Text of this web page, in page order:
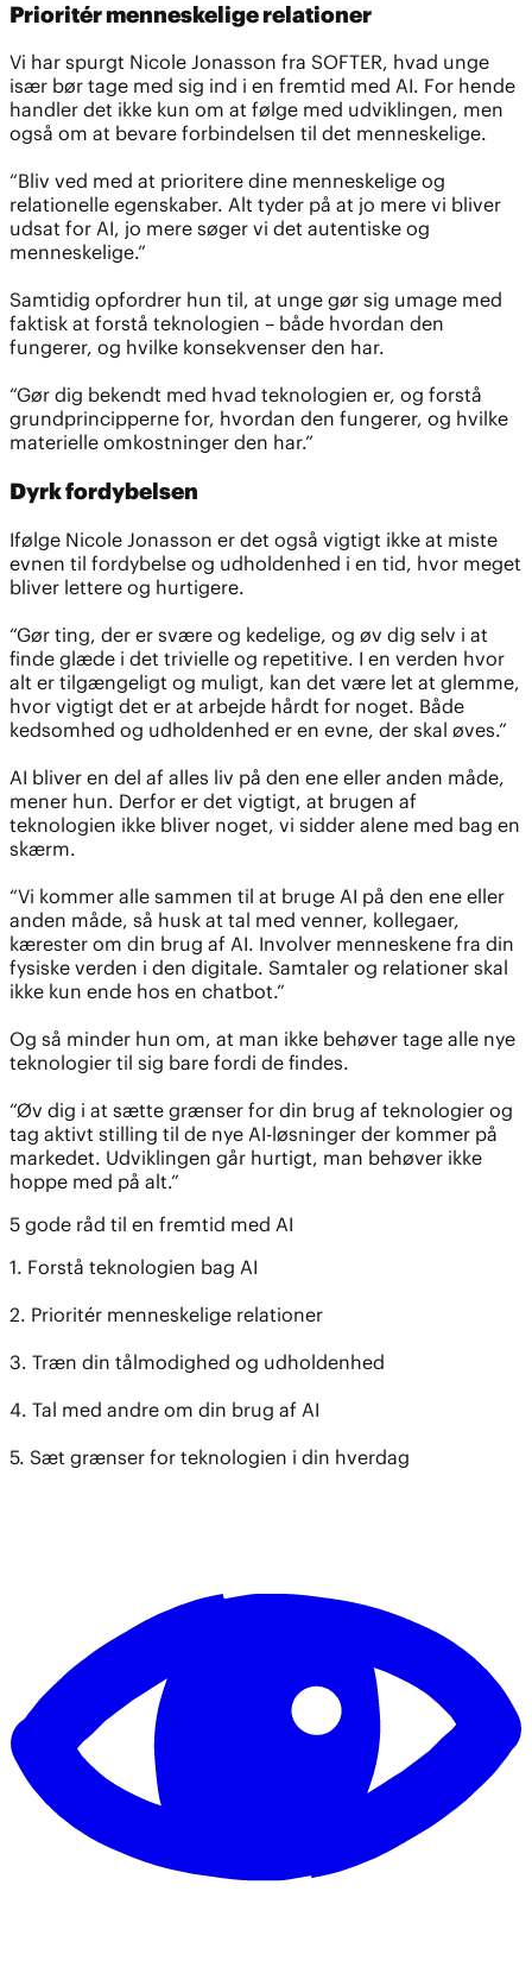
Prioritér menneskelige relationer
Vi har spurgt Nicole Jonasson fra SOFTER, hvad unge
især bør tage med sig ind i en fremtid med AI. For hende
handler det ikke kun om at følge med udviklingen, men
også om at bevare forbindelsen til det menneskelige.
“Bliv ved med at prioritere dine menneskelige og
relationelle egenskaber. Alt tyder på at jo mere vi bliver
udsat for AI, jo mere søger vi det autentiske og
menneskelige.”
Samtidig opfordrer hun til, at unge gør sig umage med
faktisk at forstå teknologien – både hvordan den
fungerer, og hvilke konsekvenser den har.
“Gør dig bekendt med hvad teknologien er, og forstå
grundprincipperne for, hvordan den fungerer, og hvilke
materielle omkostninger den har.”
Dyrk fordybelsen
Ifølge Nicole Jonasson er det også vigtigt ikke at miste
evnen til fordybelse og udholdenhed i en tid, hvor meget
bliver lettere og hurtigere.
“Gør ting, der er svære og kedelige, og øv dig selv i at
finde glæde i det trivielle og repetitive. I en verden hvor
alt er tilgængeligt og muligt, kan det være let at glemme,
hvor vigtigt det er at arbejde hårdt for noget. Både
kedsomhed og udholdenhed er en evne, der skal øves.”
AI bliver en del af alles liv på den ene eller anden måde,
mener hun. Derfor er det vigtigt, at brugen af
teknologien ikke bliver noget, vi sidder alene med bag en
skærm.
“Vi kommer alle sammen til at bruge AI på den ene eller
anden måde, så husk at tal med venner, kollegaer,
kærester om din brug af AI. Involver menneskene fra din
fysiske verden i den digitale. Samtaler og relationer skal
ikke kun ende hos en chatbot.”
Og så minder hun om, at man ikke behøver tage alle nye
teknologier til sig bare fordi de findes.
“Øv dig i at sætte grænser for din brug af teknologier og
tag aktivt stilling til de nye AI-løsninger der kommer på
markedet. Udviklingen går hurtigt, man behøver ikke
hoppe med på alt.”
5 gode råd til en fremtid med AI
1. Forstå teknologien bag AI
2. Prioritér menneskelige relationer
3. Træn din tålmodighed og udholdenhed
4. Tal med andre om din brug af AI
5. Sæt grænser for teknologien i din hverdag